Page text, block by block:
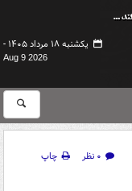
یکشنبه ۱۸ مرداد ۱۴۰۵ -
Aug 9 2026
۰ نظر
چاپ